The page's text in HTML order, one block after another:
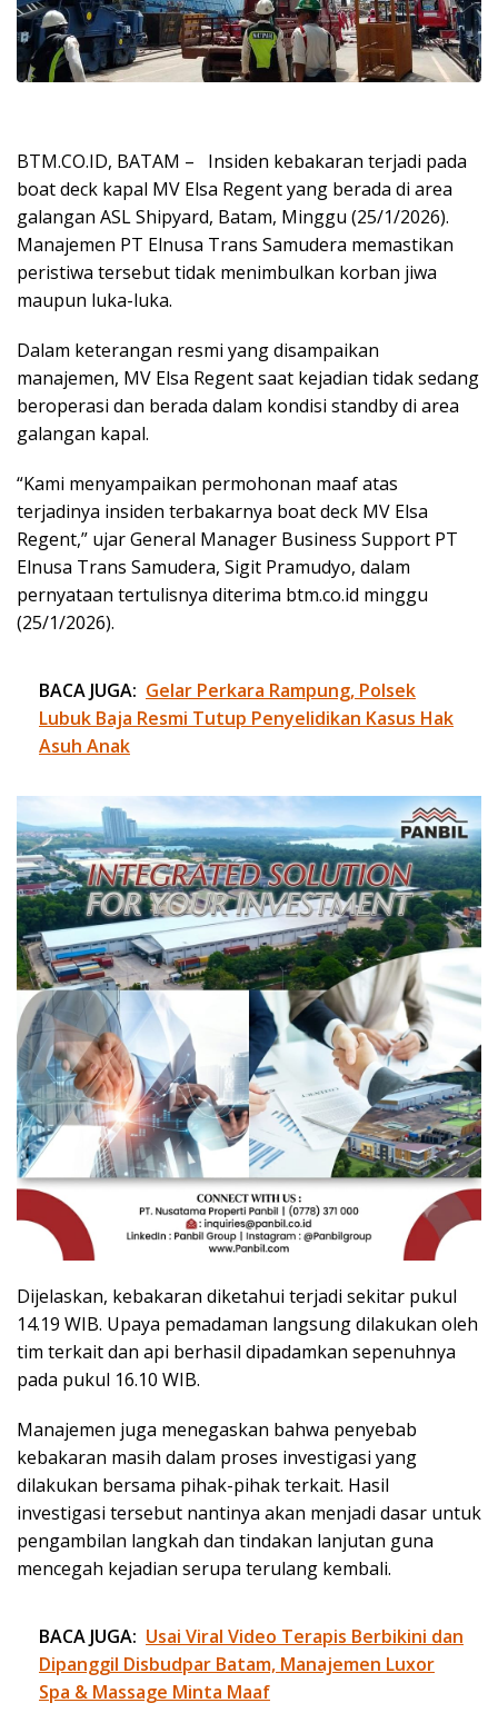
BTM.CO.ID, BATAM – Insiden kebakaran terjadi pada
boat deck kapal MV Elsa Regent yang berada di area
galangan ASL Shipyard, Batam, Minggu (25/1/2026).
Manajemen PT Elnusa Trans Samudera memastikan
peristiwa tersebut tidak menimbulkan korban jiwa
maupun luka-luka.
Dalam keterangan resmi yang disampaikan
manajemen, MV Elsa Regent saat kejadian tidak sedang
beroperasi dan berada dalam kondisi standby di area
galangan kapal.
“Kami menyampaikan permohonan maaf atas
terjadinya insiden terbakarnya boat deck MV Elsa
Regent,” ujar General Manager Business Support PT
Elnusa Trans Samudera, Sigit Pramudyo, dalam
pernyataan tertulisnya diterima btm.co.id minggu
(25/1/2026).
BACA JUGA: Gelar Perkara Rampung, Polsek
Lubuk Baja Resmi Tutup Penyelidikan Kasus Hak
Asuh Anak
Dijelaskan, kebakaran diketahui terjadi sekitar pukul
14.19 WIB. Upaya pemadaman langsung dilakukan oleh
tim terkait dan api berhasil dipadamkan sepenuhnya
pada pukul 16.10 WIB.
Manajemen juga menegaskan bahwa penyebab
kebakaran masih dalam proses investigasi yang
dilakukan bersama pihak-pihak terkait. Hasil
investigasi tersebut nantinya akan menjadi dasar untuk
pengambilan langkah dan tindakan lanjutan guna
mencegah kejadian serupa terulang kembali.
BACA JUGA: Usai Viral Video Terapis Berbikini dan
Dipanggil Disbudpar Batam, Manajemen Luxor
Spa & Massage Minta Maaf